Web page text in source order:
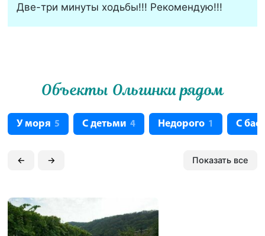
Две-три минуты ходьбы!!! Рекомендую!!!
Объекты Ольгинки рядом
У моря 5 С детьми 4 Недорого 1 С
← → Показать все